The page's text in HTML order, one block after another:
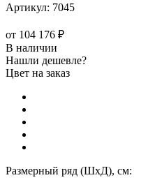
Артикул: 7045
от 104 176 ₽
В наличии
Нашли дешевле?
Цвет на заказ
Размерный ряд (ШхД), см: